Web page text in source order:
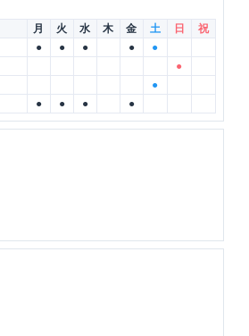
月 火 水 木 金 土 日
祝
● ● ● ●
●
●
●
● ● ● ●